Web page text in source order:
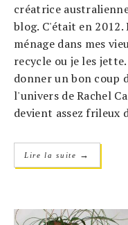
créatrice
blog. C'était en 2012.
ménage dans mes
recycle ou je les
donner un bon coup
l'univers de Rachel
devient assez frileux
Lire la suite →